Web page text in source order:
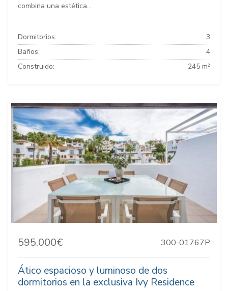
combina una estética...
Dormitorios:
3
Baños:
4
Construido:
245 m²
595.000€ 300-01767P
Ático espacioso y luminoso de dos
dormitorios en la exclusiva Ivy Residence